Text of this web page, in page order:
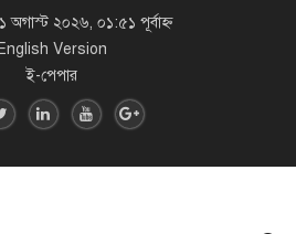
অগাস্ট ২০২৬, ০১:৫১ পূর্বাহ্ন
English Version
ই-পেপার